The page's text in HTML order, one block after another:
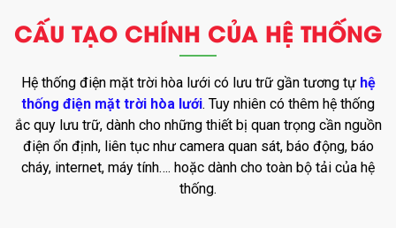
CẤU TẠO CHÍNH CỦA HỆ THỐNG
Hệ thống điện mặt trời hòa lưới có lưu trữ gần tương tự hệ
thống điện mặt trời hòa lưới. Tuy nhiên có thêm hệ thống
ắc quy lưu trữ, dành cho những thiết bị quan trọng cần nguồn
điện ổn định, liên tục như camera quan sát, báo động, báo
cháy, internet, máy tính…. hoặc dành cho toàn bộ tải của hệ
thống.